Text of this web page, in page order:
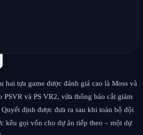
hai tựa game được đánh giá cao là Moss và
và PS VR2, vừa thông báo cắt giảm
định được đưa ra sau khi toàn bộ đội
kêu gọi vốn cho dự án tiếp theo – một dự